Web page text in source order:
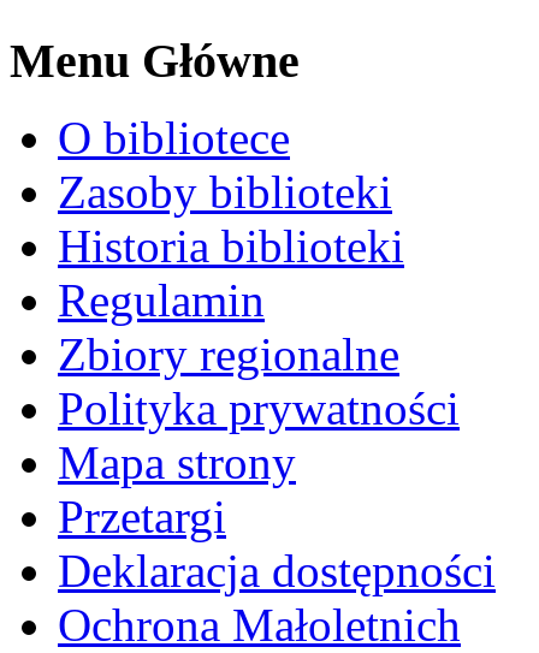
Menu Główne
O bibliotece
Zasoby biblioteki
Historia biblioteki
Regulamin
Zbiory regionalne
Polityka prywatności
Mapa strony
Przetargi
Deklaracja dostępności
Ochrona Małoletnich